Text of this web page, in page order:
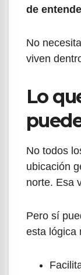
de
No
viven
Lo
No todos
ubicación
norte. Esa
Pero sí
esta lógica